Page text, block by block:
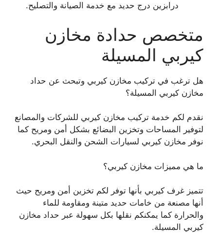
درابزين درج حديد مع خدمة الصيانة والتصليح.
متخصص حدادة مخازن
كيربي المسيلة
هل ترغب في تركيب مخازن كيربي وتبحث عن حداد
مخازن كيربي المسيلة؟
نقدم لكم خدمة تركيب مخازن كيربي للشركات والمصانع
لتوفير المساحات وتخزين البضائع بشكل أمن ومريح كما
نوفر مخازن كيربي لسيارات الشحن والنقل البحري.
ما هي مميزات مخازن كيربي؟
تتميز غرف كيربي بأنها توفر لكم تخزين أمن ومريح حيث
أنها مصنعة من خامات حديد متينة ومقاومة للماء
والحرارة كما يمكنكم نقلها بكل سهولة عبر حداد مخازن
كيربي المسيلة.